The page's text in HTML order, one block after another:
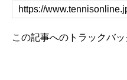
この記事へのトラックバッ